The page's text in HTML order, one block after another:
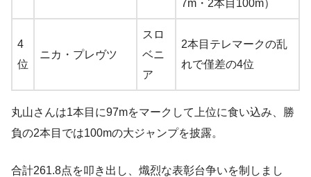
7m・2本目100m）
4
位
ニカ・プレヴツ
スロ
ベニ
ア
2本目テレマークの乱
れで僅差の4位
丸山さんは1本目に97mをマークして上位に食い込み、勝
負の2本目では100mの大ジャンプを披露。
合計261.8点を叩き出し、熾烈な表彰台争いを制しまし